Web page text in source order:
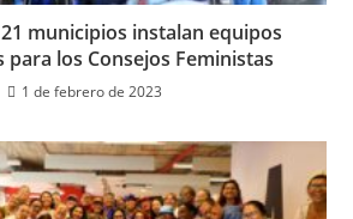
municipios instalan equipos
los Consejos Feministas
1 de febrero de 2023